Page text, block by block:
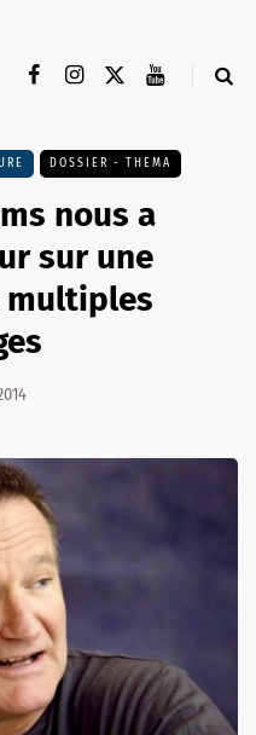
DOSSIER - THEMA
nous a
sur une
multiples